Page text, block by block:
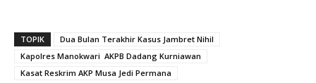
TOPIK
Dua Bulan Terakhir Kasus Jambret Nihil
Kapolres Manokwari AKPB Dadang Kurniawan
Kasat Reskrim AKP Musa Jedi Permana